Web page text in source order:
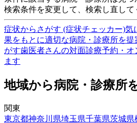
検索条件を変更して、検索し直して
症状からさがす (症状チェッカー)気
果をもとに適切な病院・診療所を提
がす歯医者さんの対面診療予約・
ます
地域から病院・診療所
関東
東京都神奈川県埼玉県千葉県茨城県